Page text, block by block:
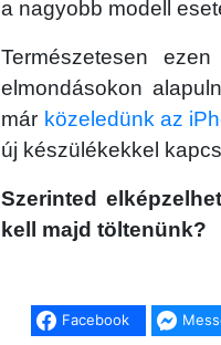
a nagyobb modell
Természetesen
elmondásokon
már közeledünk az
új készülékekkel
Szerinted
kell majd töltenünk?
Facebook